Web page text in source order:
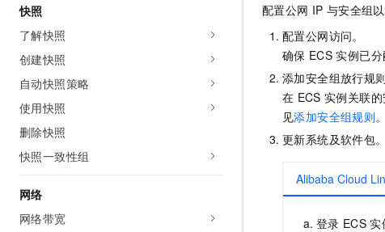
快照
了解快照
创建快照
自动快照策略
使用快照
删除快照
快照一致性组
网络
网络带宽
配置公网 IP 与安全组
配置公网访问。
确保 ECS 实例已
添加安全组放行规则
在 ECS 实例关联
见添加安全组规则。
更新系统及软件包。
Alibaba Cloud
登录 ECS 实